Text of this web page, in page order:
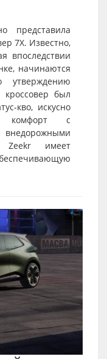
представила
7X. Известно,
впоследствии
начинаются
кроссовер был
кво, искусно
комфорт с
Zeekr имеет